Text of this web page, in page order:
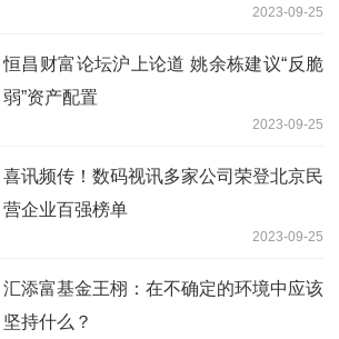
2023-09-25
恒昌财富论坛沪上论道 姚余栋建议“反脆
弱”资产配置
2023-09-25
喜讯频传！数码视讯多家公司荣登北京民
营企业百强榜单
2023-09-25
汇添富基金王栩：在不确定的环境中应该
坚持什么？